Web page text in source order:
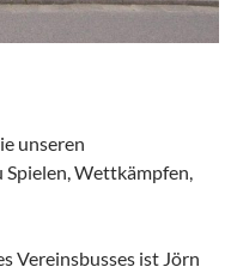
unseren
Spielen, Wettkämpfen,
Vereinsbusses ist Jörn